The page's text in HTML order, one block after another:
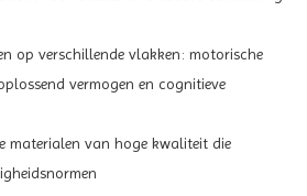
op verschillende vlakken: motorische
vermogen en cognitieve
materialen van hoge kwaliteit die